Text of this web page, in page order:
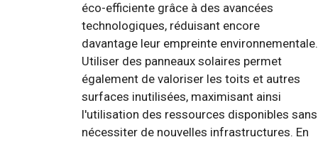
éco-efficiente grâce à des avancées
technologiques, réduisant encore
davantage leur empreinte environnementale.
Utiliser des panneaux solaires permet
également de valoriser les toits et autres
surfaces inutilisées, maximisant ainsi
l'utilisation des ressources disponibles sans
nécessiter de nouvelles infrastructures. En